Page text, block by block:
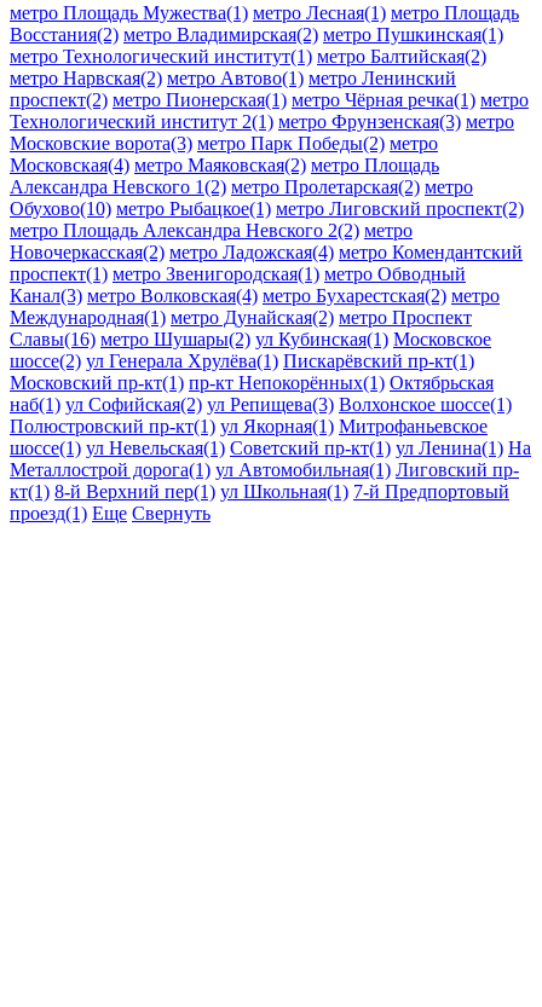
метро Площадь Мужества(1) метро Лесная(1) метро Площадь
Восстания(2) метро Владимирская(2) метро Пушкинская(1)
метро Технологический институт(1) метро Балтийская(2)
метро Нарвская(2) метро Автово(1) метро Ленинский
проспект(2) метро Пионерская(1) метро Чёрная речка(1) метро
Технологический институт 2(1) метро Фрунзенская(3) метро
Московские ворота(3) метро Парк Победы(2) метро
Московская(4) метро Маяковская(2) метро Площадь
Александра Невского 1(2) метро Пролетарская(2) метро
Обухово(10) метро Рыбацкое(1) метро Лиговский проспект(2)
метро Площадь Александра Невского 2(2) метро
Новочеркасская(2) метро Ладожская(4) метро Комендантский
проспект(1) метро Звенигородская(1) метро Обводный
Канал(3) метро Волковская(4) метро Бухарестская(2) метро
Международная(1) метро Дунайская(2) метро Проспект
Славы(16) метро Шушары(2) ул Кубинская(1) Московское
шоссе(2) ул Генерала Хрулёва(1) Пискарёвский пр-кт(1)
Московский пр-кт(1) пр-кт Непокорённых(1) Октябрьская
наб(1) ул Софийская(2) ул Репищева(3) Волхонское шоссе(1)
Полюстровский пр-кт(1) ул Якорная(1) Митрофаньевское
шоссе(1) ул Невельская(1) Советский пр-кт(1) ул Ленина(1) На
Металлострой дорога(1) ул Автомобильная(1) Лиговский пр-
кт(1) 8-й Верхний пер(1) ул Школьная(1) 7-й Предпортовый
проезд(1) Еще Свернуть